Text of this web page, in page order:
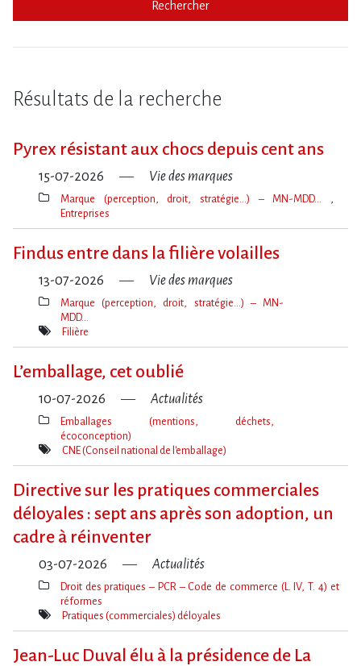
Rechercher
Résultats de la recherche
Pyrex résistant aux chocs depuis cent ans
15-07-2026 Vie des marques
Thèmes(s)
Marque (perception, droit, stratégie…) – MN-MDD…
Entreprises
Findus entre dans la filière volailles
13-07-2026 Vie des marques
Thèmes(s)
Marque (perception, droit, stratégie…) – MN-
MDD…
Mot(s)-
Filière
L​‌’emballage, cet oublié
10-07-2026 Actualités
Thèmes(s)
Emballages (mentions, déchets,
écoconception)
Mot(s)-
CNE (Conseil national de l'emballage)
Directive sur les pratiques commerciales
déloyales : sept ans après son adoption, un
cadre à réinventer
03-07-2026 Actualités
Thèmes(s)
Droit des pratiques – PCR – Code de commerce (L. IV, T. 4) et
réformes
Mot(s)-
Pratiques (commerciales) déloyales
Jean-Luc Duval élu à la présidence de La